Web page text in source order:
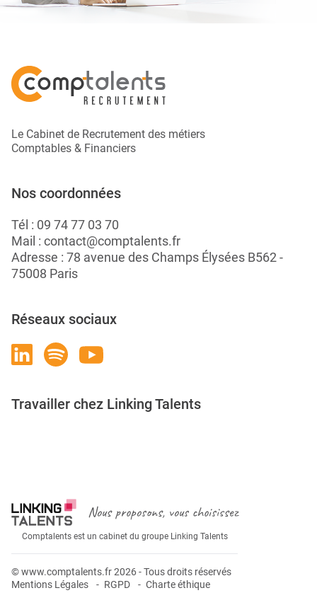
Le Cabinet de Recrutement des métiers
Comptables & Financiers
Nos coordonnées
Tél : 09 74 77 03 70
Mail : contact@comptalents.fr
Adresse : 78 avenue des Champs Élysées B562 -
75008 Paris
Réseaux sociaux
Travailler chez Linking Talents
Nous proposons, vous choisissez
Comptalents est un cabinet du groupe Linking Talents
© www.comptalents.fr 2026 - Tous droits réservés
Mentions Légales
RGPD Charte éthique